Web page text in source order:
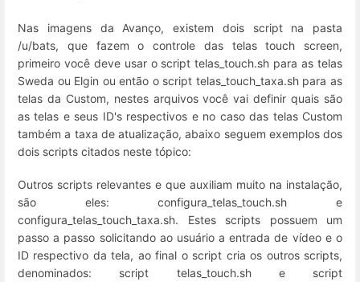
Nas imagens da Avanço, existem dois script na pasta
/u/bats, que fazem o controle das telas touch screen,
primeiro você deve usar o script telas_touch.sh para as telas
Sweda ou Elgin ou então o script telas_touch_taxa.sh para as
telas da Custom, nestes arquivos você vai definir quais são
as telas e seus ID's respectivos e no caso das telas Custom
também a taxa de atualização, abaixo seguem exemplos dos
dois scripts citados neste tópico:
Outros scripts relevantes e que auxiliam muito na instalação,
são eles: configura_telas_touch.sh e
configura_telas_touch_taxa.sh. Estes scripts possuem um
passo a passo solicitando ao usuário a entrada de vídeo e o
ID respectivo da tela, ao final o script cria os outros scripts,
denominados: script telas_touch.sh e script